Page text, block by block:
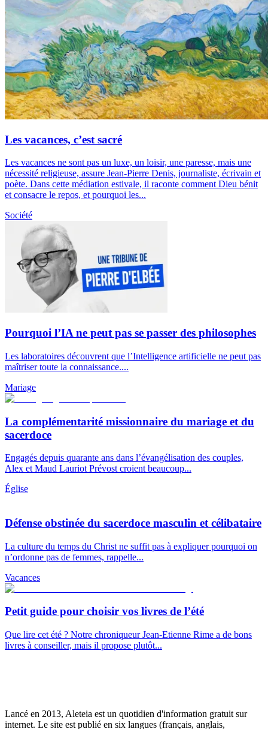
Les vacances, c’est sacré
Les vacances ne sont pas un luxe, un loisir, une paresse, mais une
nécessité religieuse, assure Jean-Pierre Denis, journaliste, écrivain et
poète. Dans cette médiation estivale, il raconte comment Dieu bénit
et consacre le repos, et pourquoi les...
Société
Pourquoi l’IA ne peut pas se passer des philosophes
Les laboratoires découvrent que l’Intelligence artificielle ne peut pas
maîtriser toute la connaissance....
Mariage
La complémentarité missionnaire du mariage et du
sacerdoce
Engagés depuis quarante ans dans l’évangélisation des couples,
Alex et Maud Lauriot Prévost croient beaucoup...
Église
Défense obstinée du sacerdoce masculin et célibataire
La culture du temps du Christ ne suffit pas à expliquer pourquoi on
n’ordonne pas de femmes, rappelle...
Vacances
Petit guide pour choisir vos livres de l’été
Que lire cet été ? Notre chroniqueur Jean-Etienne Rime a de bons
livres à conseiller, mais il propose plutôt...
Lancé en 2013, Aleteia est un quotidien d'information gratuit sur
internet. Le site est publié en six langues (français, anglais,